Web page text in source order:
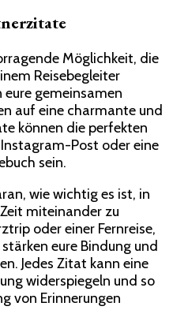
Möglichkeit, die
Reisebegleiter
gemeinsamen
auf eine charmante und
können die perfekten
Post oder eine
sein.
wie wichtig es ist, in
miteinander zu
oder einer Fernreise,
eure Bindung und
Jedes Zitat kann eine
widerspiegeln und so
von Erinnerungen